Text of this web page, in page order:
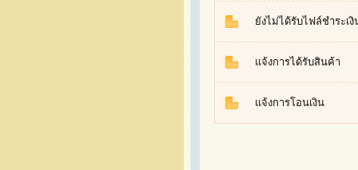
ยังไม่ได้รับไฟล์ชำระเงิ
แจ้งการได้รับสินค้า
แจ้งการโอนเงิน